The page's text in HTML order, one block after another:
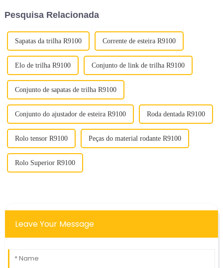
seguir as recomendações...
Pesquisa Relacionada
Sapatas da trilha R9100 Corrente de esteira R9100
Elo de trilha R9100 Conjunto de link de trilha R9100
Conjunto de sapatas de trilha R9100
Conjunto do ajustador de esteira R9100 Roda dentada R9100
Rolo tensor R9100 Peças do material rodante R9100
Rolo Superior R9100
Leave Your Message